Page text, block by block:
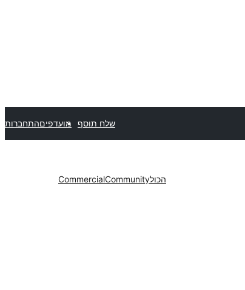
שלח תוסף מועדפיםהתחברות
הכולCommunity
Commercial